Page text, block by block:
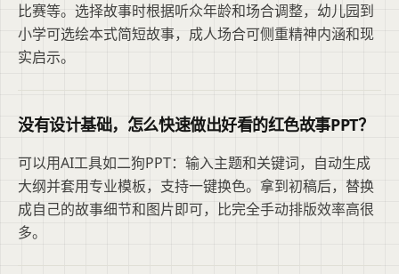
比赛等。选择故事时根据听众年龄和场合调整，幼儿园到
小学可选绘本式简短故事，成人场合可侧重精神内涵和现
实启示。
没有设计基础，怎么快速做出好看的红色故事PPT？
可以用AI工具如二狗PPT：输入主题和关键词，自动生成
大纲并套用专业模板，支持一键换色。拿到初稿后，替换
成自己的故事细节和图片即可，比完全手动排版效率高很
多。